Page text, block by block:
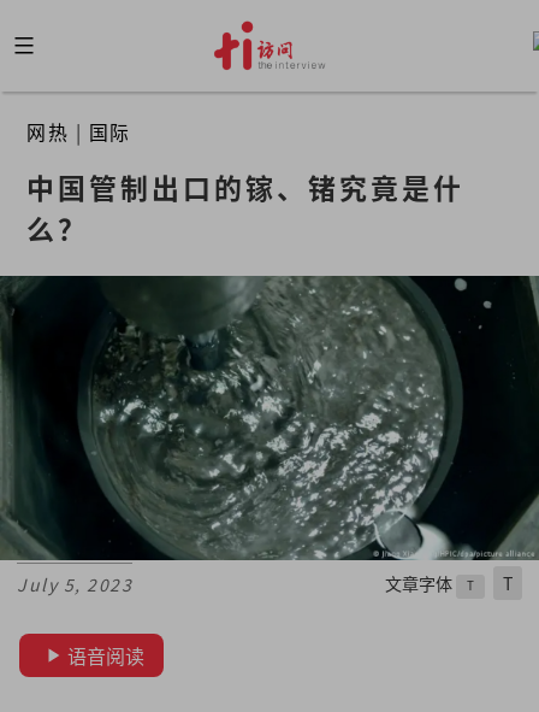
to
content
网热 | 国际
中国管制出口的镓、锗究竟是什
么？
July 5, 2023 文章字体 T T
语音阅读